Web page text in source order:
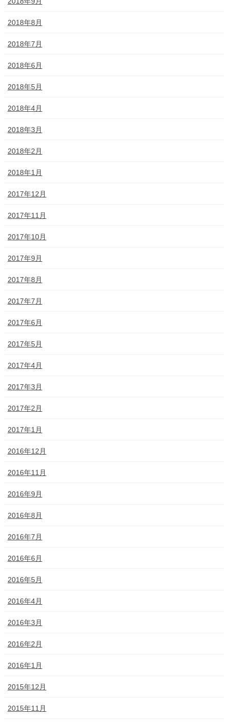
2018年8月
2018年7月
2018年6月
2018年5月
2018年4月
2018年3月
2018年2月
2018年1月
2017年12月
2017年11月
2017年10月
2017年9月
2017年8月
2017年7月
2017年6月
2017年5月
2017年4月
2017年3月
2017年2月
2017年1月
2016年12月
2016年11月
2016年9月
2016年8月
2016年7月
2016年6月
2016年5月
2016年4月
2016年3月
2016年2月
2016年1月
2015年12月
2015年11月